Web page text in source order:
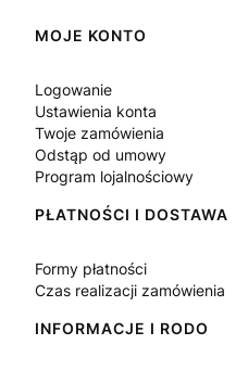
Linki w stopce
MOJE KONTO
Logowanie
Ustawienia konta
Twoje zamówienia
Odstąp od umowy
Program lojalnościowy
PŁATNOŚCI I DOSTAWA
Formy płatności
Czas realizacji zamówienia
INFORMACJE I RODO